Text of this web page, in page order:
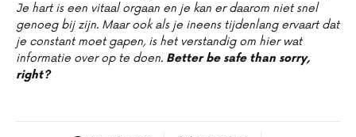
Je hart is een vitaal orgaan en je kan er daarom niet snel
genoeg bij zijn. Maar ook als je ineens tijdenlang ervaart dat
je constant moet gapen, is het verstandig om hier wat
informatie over op te doen. Better be safe than sorry,
right?